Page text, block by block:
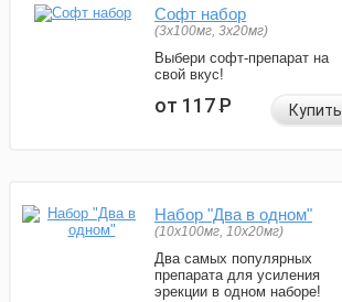
Софт набор
(3x100мг, 3x20мг)
Выбери софт-препарат на
свой вкус!
от 117Р Купить
Набор "Два в одном"
(10x100мг, 10x20мг)
Два самых популярных
препарата для усиления
эрекции в одном наборе!